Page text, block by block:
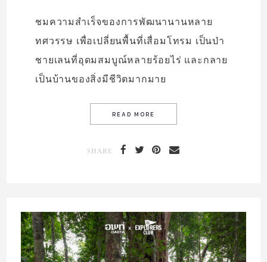
ชมความสำเร็จของการพัฒนานานหลาย
ทศวรรษ เพื่อเปลี่ยนพื้นที่เสื่อมโทรม เป็นป่า
ชายเลนที่อุดมสมบูณ์หลายร้อยไร่ และกลาย
เป็นบ้านของสิ่งมีชีวิตมากมาย
SHARE